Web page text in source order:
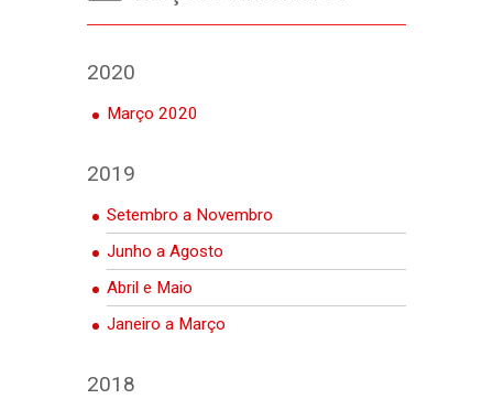
2020
Março 2020
2019
Setembro a Novembro
Junho a Agosto
Abril e Maio
Janeiro a Março
2018